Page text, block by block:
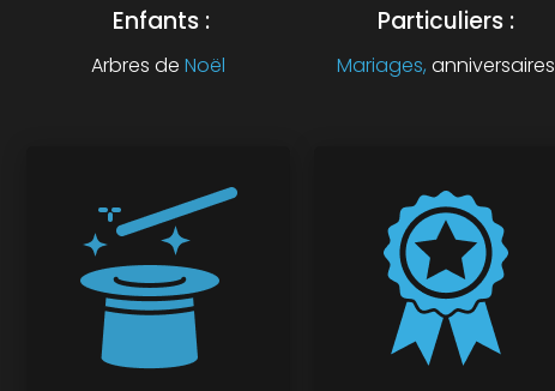
Enfants :
Arbres deNoël
Particuliers :
Mariages, anniversaires